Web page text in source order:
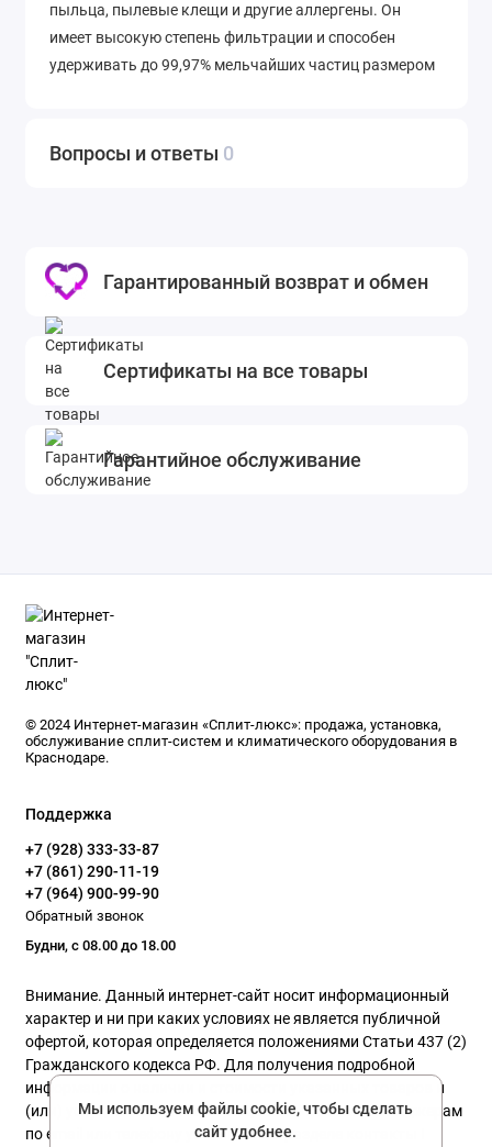
пыльца, пылевые клещи и другие аллергены. Он
имеет высокую степень фильтрации и способен
удерживать до 99,97% мельчайших частиц размером
воздуха и помогает создать комфортные условия для
поддерживать их эффективность. Рекомендуется
зависимости от интенсивности использования и
уровня загрязнения воздуха. Обеспечьте своему дому
чистый и свежий воздух с помощью комплекта
фильтров Ballu FРH-105 (Pre-carbon + HEPA).
Закажите его прямо сейчас и наслаждайтесь
здоровым и комфортным окружающим воздухом!
Вопросы и ответы 0
Гарантированный возврат и обмен
Сертификаты на все товары
Гарантийное обслуживание
© 2024 Интернет-магазин «Сплит-люкс»: продажа, установка,
обслуживание сплит-систем и климатического оборудования в
Краснодаре.
Поддержка
+7 (928) 333-33-87
+7 (861) 290-11-19
+7 (964) 900-99-90
Обратный звонок
Будни, с 08.00 до 18.00
Внимание. Данный интернет-сайт носит информационный
характер и ни при каких условиях не является публичной
офертой, которая определяется положениями Статьи 437 (2)
Гражданского кодекса РФ. Для получения подробной
информации о наличии и стоимости указанных товаров и
(или) услуг, пожалуйста, обращайтесь к нашим менеджерам
по email или телефону указанного в разделе контакты !
Мы используем файлы cookie, чтобы сделать
сайт удобнее.